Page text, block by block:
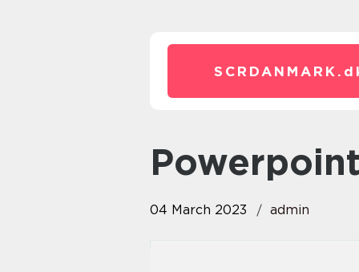
SCRDANMARK.
04 March 2023 admin